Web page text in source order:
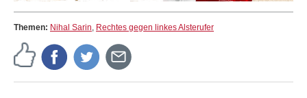
Themen: Nihal Sarin, Rechtes gegen linkes Alsterufer